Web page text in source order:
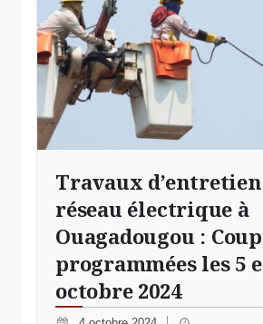
Travaux
réseau électrique à
Ouagadougou :
programmées les 5
octobre 2024